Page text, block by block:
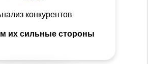
конкурентов
их сильные стороны